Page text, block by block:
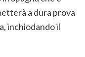
a dura prova
inchiodando il